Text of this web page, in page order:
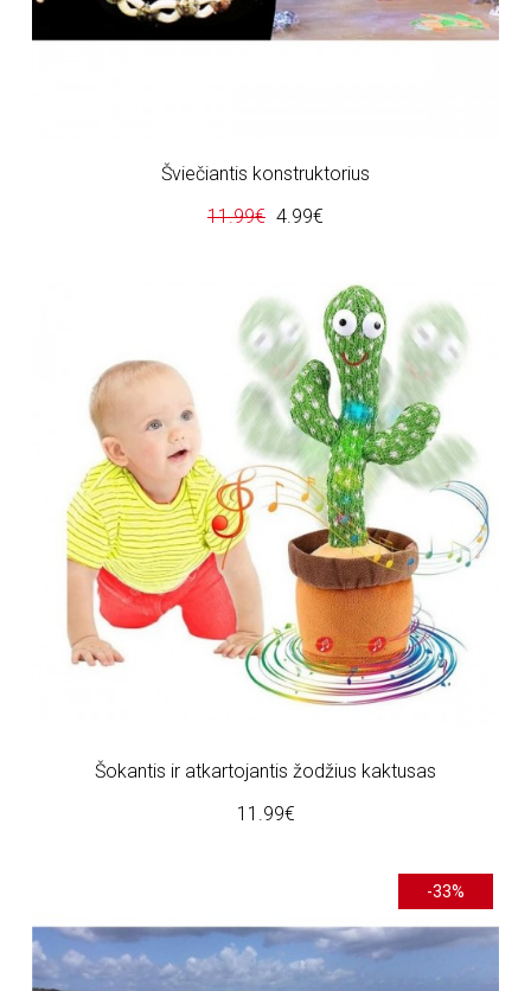
Šviečiantis konstruktorius
11.99€ 4.99€
Šokantis ir atkartojantis žodžius kaktusas
11.99€
-33%